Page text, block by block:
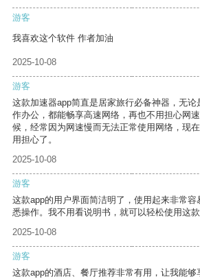
游客
我喜欢这个软件 作者加油
2025-10-08
游客
这款加速器app简直是居家旅行必备神器，无
作办公，都能畅享高速网络，再也不用担心网
候，经常因为网速慢而无法正常使用网络，现
用担心了。
2025-10-08
游客
这款app的用户界面简洁明了，使用起来非常
悉操作。我不用看说明书，就可以轻松使用这款
2025-10-08
游客
这款app的酒店、餐厅推荐非常有用，让我能